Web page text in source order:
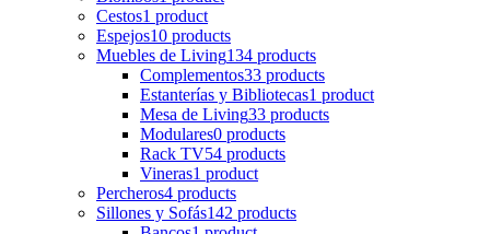
Cestos1 product
Espejos10 products
Muebles de Living134 products
Complementos33 products
Estanterías y Bibliotecas1 product
Mesa de Living33 products
Modulares0 products
Rack TV54 products
Vineras1 product
Percheros4 products
Sillones y Sofás142 products